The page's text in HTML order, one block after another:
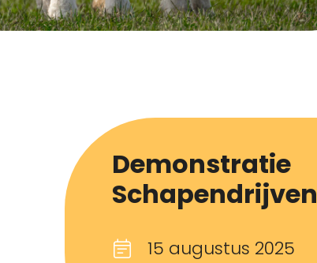
Demonstratie
Schapendrijven
15 augustus 2025